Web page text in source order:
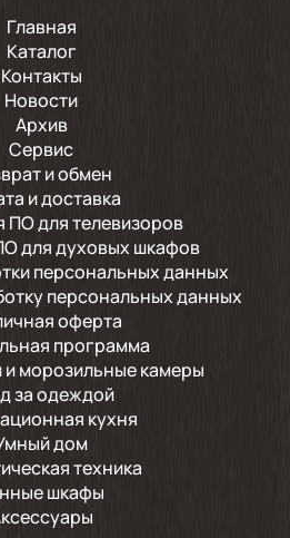
Главная
Каталог
Контакты
Новости
Архив
Сервис
и обмен
и доставка
ПО для телевизоров
для духовых шкафов
персональных данных
персональных данных
оферта
программа
морозильные камеры
за одеждой
кухня
дом
техника
шкафы